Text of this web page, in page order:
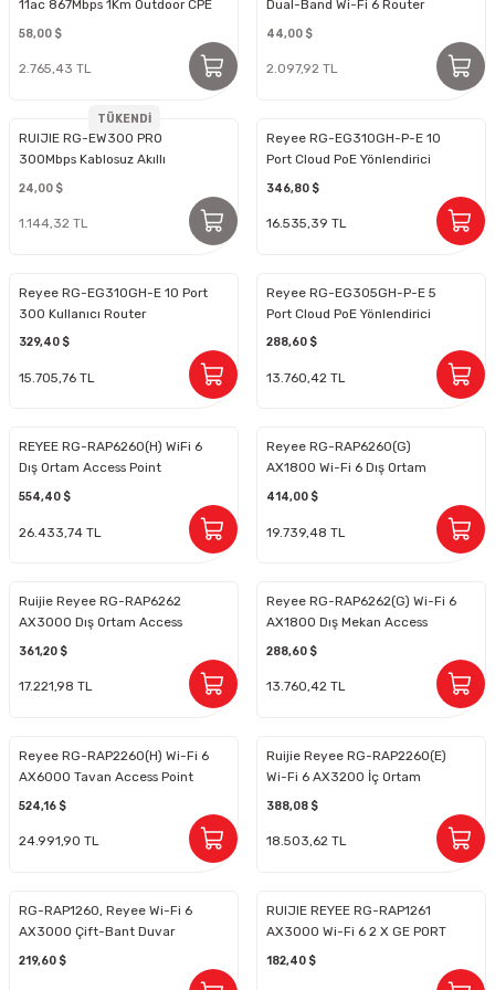
11ac 867Mbps 1Km Outdoor CPE
(2\'li Kit)
58,00 $
2.765,43 TL
Dual-Band Wi-Fi 6 Router
44,00 $
2.097,92 TL
TÜKENDİ
RUIJIE RG-EW300 PRO
300Mbps Kablosuz Akıllı
Yönlendirici
24,00 $
1.144,32 TL
Reyee RG-EG310GH-P-E 10
Port Cloud PoE Yönlendirici
346,80 $
16.535,39 TL
Reyee RG-EG310GH-E 10 Port
300 Kullanıcı Router
329,40 $
15.705,76 TL
Reyee RG-EG305GH-P-E 5
Port Cloud PoE Yönlendirici
288,60 $
13.760,42 TL
REYEE RG-RAP6260(H) WiFi 6
Dış Ortam Access Point
554,40 $
26.433,74 TL
Reyee RG-RAP6260(G)
AX1800 Wi-Fi 6 Dış Ortam
Access Point
414,00 $
19.739,48 TL
Ruijie Reyee RG-RAP6262
AX3000 Dış Ortam Access
Point
361,20 $
17.221,98 TL
Reyee RG-RAP6262(G) Wi-Fi 6
AX1800 Dış Mekan Access
Point
288,60 $
13.760,42 TL
Reyee RG-RAP2260(H) Wi-Fi 6
AX6000 Tavan Access Point
524,16 $
24.991,90 TL
Ruijie Reyee RG-RAP2260(E)
Wi-Fi 6 AX3200 İç Ortam
Access Point
388,08 $
18.503,62 TL
RG-RAP1260, Reyee Wi-Fi 6
AX3000 Çift-Bant Duvar
Plakası Erişim Noktası
219,60 $
RUIJIE REYEE RG-RAP1261
AX3000 Wi-Fi 6 2 X GE PORT
2.4 GHZ & 5 GHZ POE
182,40 $